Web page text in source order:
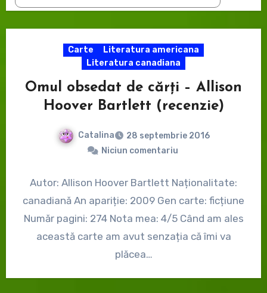
Carte
Literatura americana
Literatura canadiana
Omul obsedat de cărți – Allison
Hoover Bartlett (recenzie)
Catalina
28 septembrie 2016
Niciun comentariu
Autor: Allison Hoover Bartlett Naționalitate:
canadiană An apariție: 2009 Gen carte: ficțiune
Număr pagini: 274 Nota mea: 4/5 Când am ales
această carte am avut senzația că îmi va
plăcea…